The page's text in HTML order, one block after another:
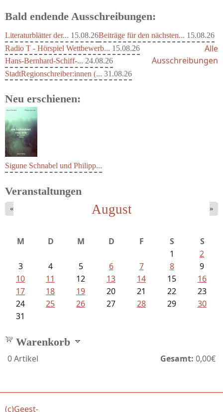
Bald endende Ausschreibungen:
Literaturblätter der... 15.08.26Beiträge für den nächsten... 15.08.26
Radio T - Hörspiel Wettbewerb... 15.08.26
Hans-Bernhard-Schiff-... 24.08.26
StadtRegionschreiber:innen (... 31.08.26
Alle
Ausschreibungen
Neu erschienen:
Sigune Schnabel und Philipp...
Veranstaltungen
August
« »
M D M D F S
S
1
2
3
4 5 6 7 8
9
10
11 12 13 14 15
16
17
18 19 20 21 22
23
24
25 26 27 28 29
30
31
Warenkorb
0Artikel Gesamt: 0,00€
(c)Geest-